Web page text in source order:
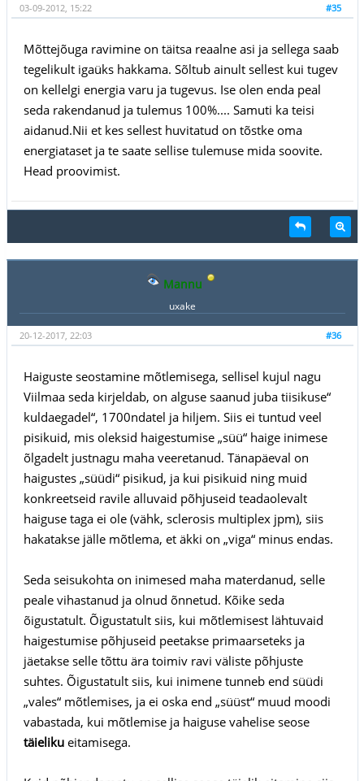
#35
03-09-2012, 15:22
Mõttejõuga ravimine on täitsa reaalne asi ja sellega saab
tegelikult igaüks hakkama. Sõltub ainult sellest kui tugev
on kellelgi energia varu ja tugevus. Ise olen enda peal
seda rakendanud ja tulemus 100%.... Samuti ka teisi
aidanud.Nii et kes sellest huvitatud on tõstke oma
energiataset ja te saate sellise tulemuse mida soovite.
Head proovimist.
Mannu
uxake
#36
20-12-2017, 22:03
Haiguste seostamine mõtlemisega, sellisel kujul nagu
Viilmaa seda kirjeldab, on alguse saanud juba tiisikuse“
kuldaegadel“, 1700ndatel ja hiljem. Siis ei tuntud veel
pisikuid, mis oleksid haigestumise „süü“ haige inimese
õlgadelt justnagu maha veeretanud. Tänapäeval on
haigustes „süüdi“ pisikud, ja kui pisikuid ning muid
konkreetseid ravile alluvaid põhjuseid teadaolevalt
haiguse taga ei ole (vähk, sclerosis multiplex jpm), siis
hakatakse jälle mõtlema, et äkki on „viga“ minus endas.
Seda seisukohta on inimesed maha materdanud, selle
peale vihastanud ja olnud õnnetud. Kõike seda
õigustatult. Õigustatult siis, kui mõtlemisest lähtuvaid
haigestumise põhjuseid peetakse primaarseteks ja
jäetakse selle tõttu ära toimiv ravi väliste põhjuste
suhtes. Õigustatult siis, kui inimene tunneb end süüdi
„vales“ mõtlemises, ja ei oska end „süüst“ muud moodi
vabastada, kui mõtlemise ja haiguse vahelise seose
täielikueitamisega.